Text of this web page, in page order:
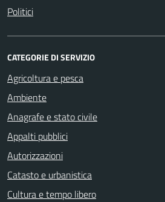
Politici
CATEGORIE DI SERVIZIO
Agricoltura e pesca
Ambiente
Anagrafe e stato civile
Appalti pubblici
Autorizzazioni
Catasto e urbanistica
Cultura e tempo libero